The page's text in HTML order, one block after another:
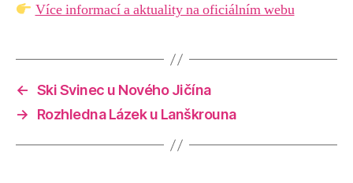
Více informací a aktuality na oficiálním webu
← Ski Svinec u Nového Jičína
→
Rozhledna Lázek u Lanškrouna